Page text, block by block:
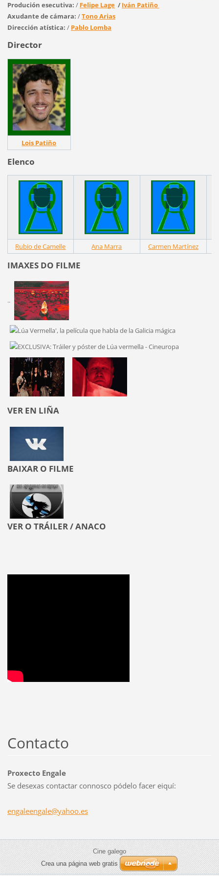
Produción esecutiva: / Felipe Lage/ Iván Patiño
Axudante de cámara: /Tono Arias
Dirección atística: / Pablo Lomba
Director
Lois Patiño
Elenco
Rubio de Camelle Ana Marra Carmen Martínez
IMAXES DO FILME
..
VER EN LIÑA
BAIXAR O FILME
VER O TRÁILER / ANACO
Contacto
Proxecto Engale
Se desexas contactar connosco pódelo facer eiquí:
engaleengale@yahoo.es
Cine galego
Crea una página web gratis